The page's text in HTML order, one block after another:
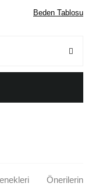
Beden Tablosu
Önerileriniz